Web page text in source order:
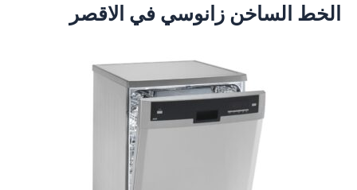
الخط الساخن زانوسي في الاقصر